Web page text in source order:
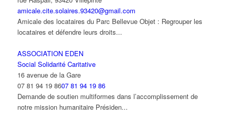
amicale.cite.solaires.93420@gmail.com
Amicale des locataires du Parc Bellevue Objet : Regrouper les
locataires et défendre leurs droits...
ASSOCIATION EDEN
Social Solidarité Caritative
16 avenue de la Gare
07 81 94 19 8607 81 94 19 86
Demande de soutien multiformes dans l’accomplissement de
notre mission humanitaire Présiden...